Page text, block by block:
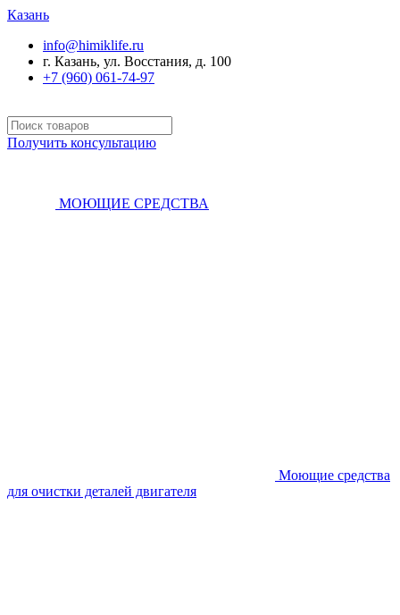
Казань
info@himiklife.ru
г. Казань, ул. Восстания, д. 100
+7 (960) 061-74-97
Получить консультацию
МОЮЩИЕ СРЕДСТВА
Моющие средства
для очистки деталей двигателя